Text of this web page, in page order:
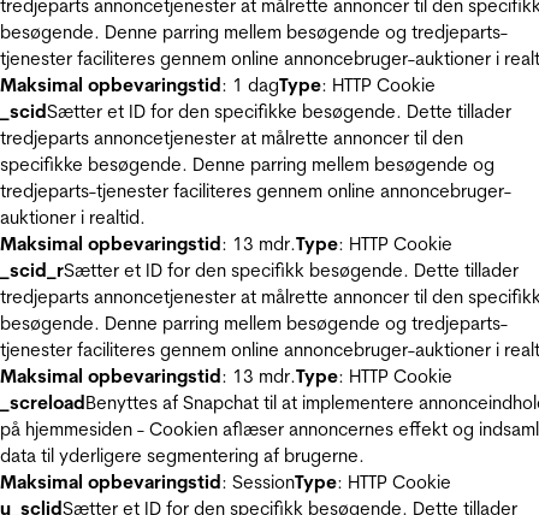
tredjeparts annoncetjenester at målrette annoncer til den
besøgende. Denne parring mellem besøgende og tredjeparts-
tjenester faciliteres gennem online annoncebruger-auktioner i
Maksimal opbevaringstid: 1 dagType: HTTP Cookie
_scidSætter et ID for den specifikke besøgende. Dette tillader
tredjeparts annoncetjenester at målrette annoncer til den
specifikke besøgende. Denne parring mellem besøgende og
tredjeparts-tjenester faciliteres gennem online annoncebruger-
auktioner i realtid.
Maksimal opbevaringstid: 13 mdr.Type: HTTP Cookie
_scid_rSætter et ID for den specifikk besøgende. Dette tillader
tredjeparts annoncetjenester at målrette annoncer til den
besøgende. Denne parring mellem besøgende og tredjeparts-
tjenester faciliteres gennem online annoncebruger-auktioner i
Maksimal opbevaringstid: 13 mdr.Type: HTTP Cookie
_screloadBenyttes af Snapchat til at implementere
på hjemmesiden - Cookien aflæser annoncernes effekt og
data til yderligere segmentering af brugerne.
Maksimal opbevaringstid: SessionType: HTTP Cookie
u_sclidSætter et ID for den specifikk besøgende. Dette tillader